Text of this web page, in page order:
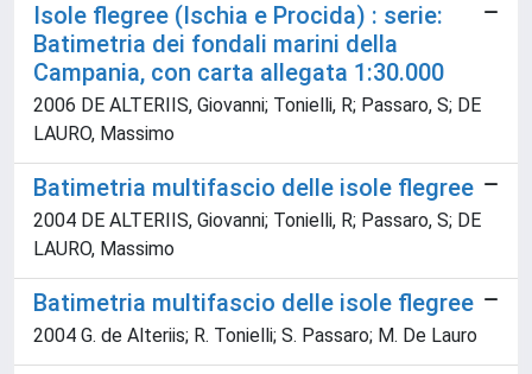
Isole flegree (Ischia e Procida) : serie:
Batimetria dei fondali marini della
Campania, con carta allegata 1:30.000
2006 DE ALTERIIS, Giovanni; Tonielli, R; Passaro, S; DE
LAURO, Massimo
Batimetria multifascio delle isole flegree
2004 DE ALTERIIS, Giovanni; Tonielli, R; Passaro, S; DE
LAURO, Massimo
Batimetria multifascio delle isole flegree
2004 G. de Alteriis; R. Tonielli; S. Passaro; M. De Lauro